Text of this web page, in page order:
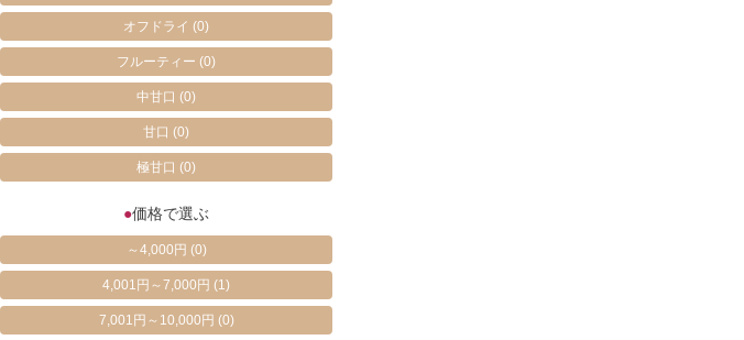
オフドライ(0)
フルーティー(0)
中甘口(0)
甘口(0)
極甘口(0)
●価格で選ぶ
～4,000円 (0)
4,001円～7,000円(1)
7,001円～10,000円 (0)